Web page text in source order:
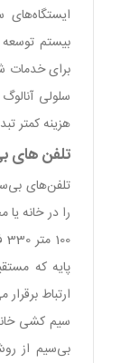
برای
سلولی
هزینه کمتر
تلفن های
تلفن‌های
را در خانه
پایه که
ارتباط
سیم کشی
بی‌سیم از